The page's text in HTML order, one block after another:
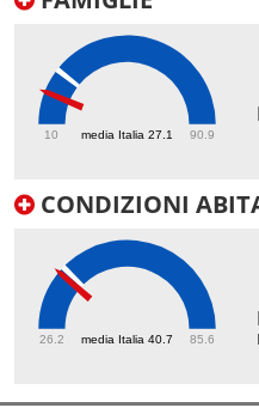
media Italia 27.1
10 90.9
CONDIZIONI
media Italia 40.7
26.2 85.6